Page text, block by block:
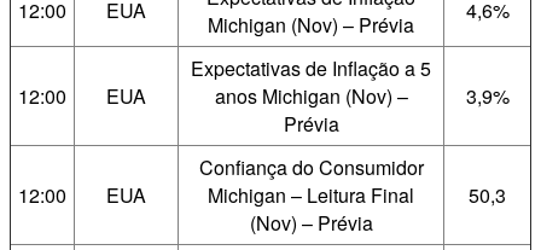
12:00 EUA
Michigan (Nov) – Prévia
4,6%
12:00 EUA
Expectativas de Inflação a 5
anos Michigan (Nov) –
Prévia
3,9%
12:00 EUA
Confiança do Consumidor
Michigan – Leitura Final
(Nov) – Prévia
50,3